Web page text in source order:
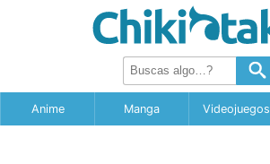
Anime Manga Videojuegos